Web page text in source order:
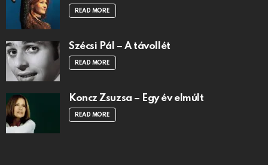
READ MORE
Szécsi Pál – A távollét
READ MORE
Koncz Zsuzsa – Egy év elmúlt
READ MORE